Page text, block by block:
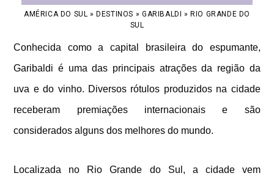
AMÉRICA DO SUL » DESTINOS » GARIBALDI » RIO GRANDE DO
SUL
Conhecida como a capital brasileira do espumante,
Garibaldi é uma das principais atrações da região da
uva e do vinho. Diversos rótulos produzidos na cidade
receberam premiações internacionais e são
considerados alguns dos melhores do mundo.
Localizada no Rio Grande do Sul, a cidade vem